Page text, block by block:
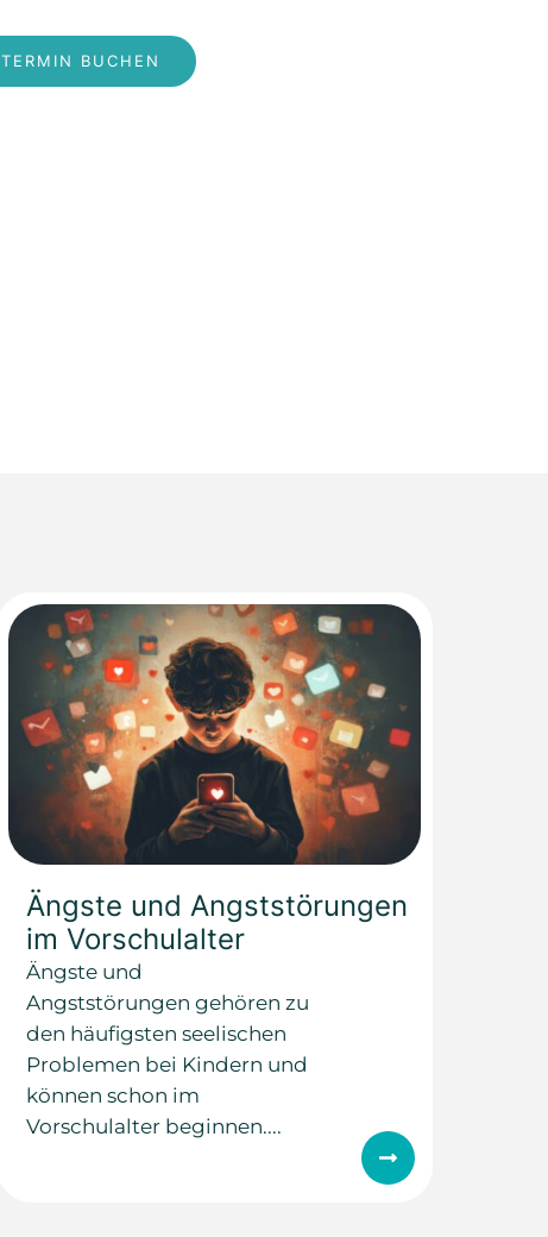
TERMIN BUCHEN
Ängste und Angststörungen
im Vorschulalter
Ängste und
Angststörungen gehören zu
den häufigsten seelischen
Problemen bei Kindern und
können schon im
Vorschulalter beginnen....